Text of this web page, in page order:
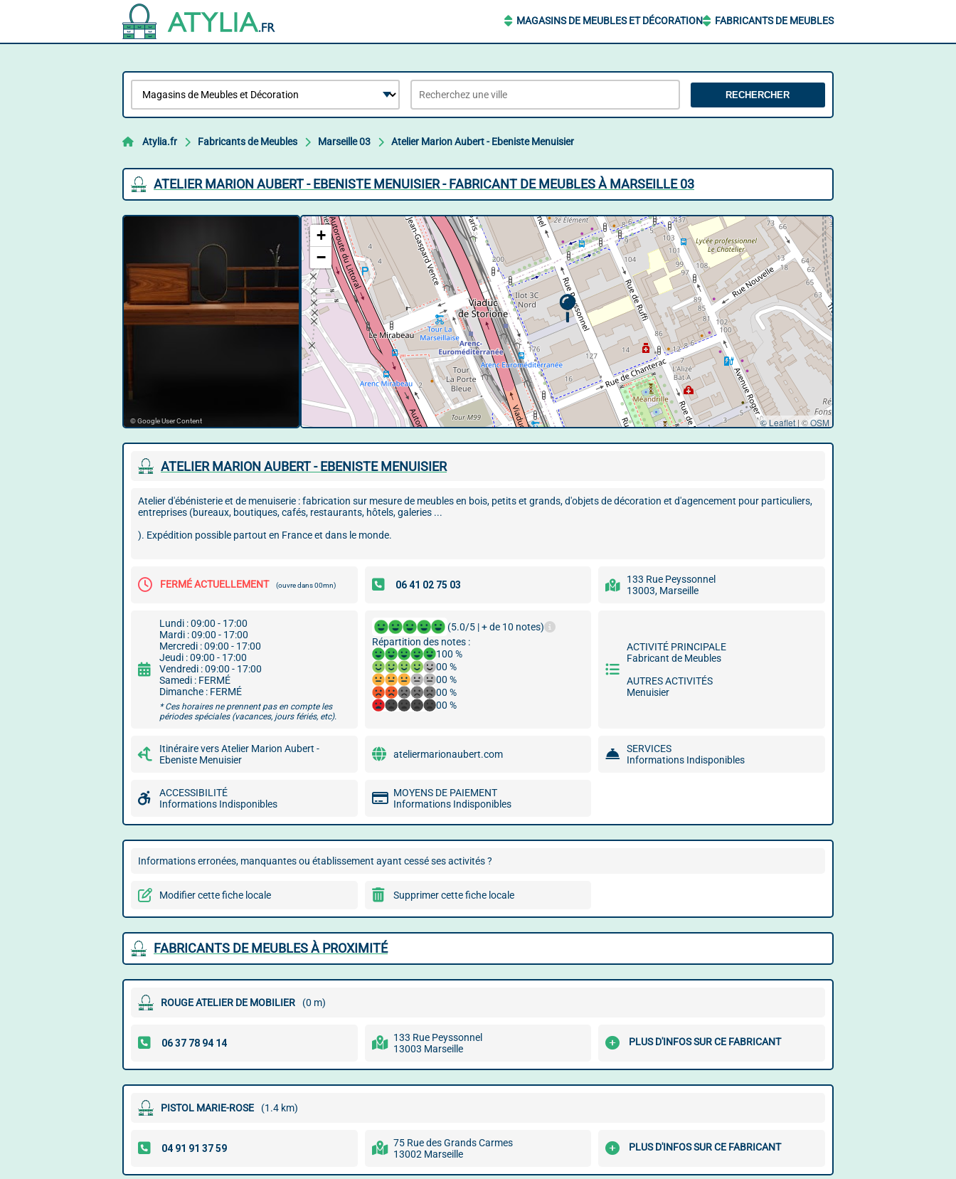
MAGASINS DE MEUBLES ET DÉCORATION FABRICANTS DE MEUBLES
RECHERCHER
Atylia.fr Fabricants de Meubles Marseille 03 Atelier Marion Aubert - Ebeniste Menuisier
ATELIER MARION AUBERT - EBENISTE MENUISIER - FABRICANT DE MEUBLES À MARSEILLE 03
© Google User Content
+
−
© Leaflet | ©OSM
ATELIER MARION AUBERT - EBENISTE MENUISIER
Atelier d'ébénisterie et de menuiserie : fabrication sur mesure de meubles en bois, petits et grands, d'objets de décoration et d'agencement pour particuliers,
entreprises (bureaux, boutiques, cafés, restaurants, hôtels, galeries ...
). Expédition possible partout en France et dans le monde.
FERMÉ ACTUELLEMENT (ouvre dans 00mn)
133 Rue Peyssonnel
13003, Marseille
Lundi : 09:00 - 17:00
Mardi : 09:00 - 17:00
Mercredi : 09:00 - 17:00
Jeudi : 09:00 - 17:00
Vendredi : 09:00 - 17:00
Samedi : FERMÉ
Dimanche : FERMÉ
* Ces horaires ne prennent pas en compte les
périodes spéciales (vacances, jours fériés, etc).
(5.0/5 | + de 10 notes)
Répartition des notes :
100 %
00 %
00 %
00 %
00 %
ACTIVITÉ PRINCIPALE
Fabricant de Meubles
AUTRES ACTIVITÉS
Menuisier
Itinéraire vers Atelier Marion Aubert -
Ebeniste Menuisier
ateliermarionaubert.com
SERVICES
Informations Indisponibles
ACCESSIBILITÉ
Informations Indisponibles
MOYENS DE PAIEMENT
Informations Indisponibles
Informations erronées, manquantes ou établissement ayant cessé ses activités ?
Modifier cette fiche locale Supprimer cette fiche locale
FABRICANTS DE MEUBLES À PROXIMITÉ
ROUGE ATELIER DE MOBILIER (0 m)
133 Rue Peyssonnel
13003 Marseille
PLUS D'INFOS SUR CE FABRICANT
PISTOL MARIE-ROSE (1.4 km)
75 Rue des Grands Carmes
13002 Marseille
PLUS D'INFOS SUR CE FABRICANT